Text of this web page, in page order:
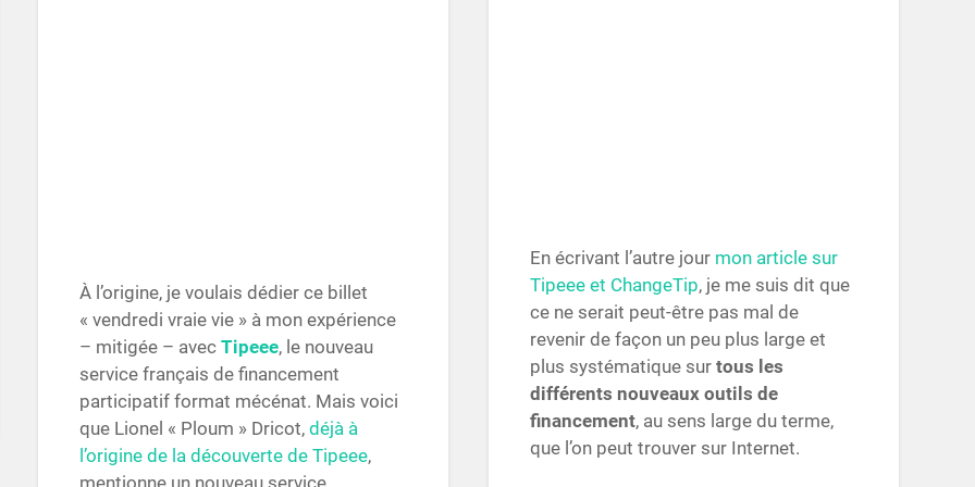
En écrivant l’autre jour mon article sur
Tipeee et ChangeTip, je me suis dit que
ce ne serait peut-être pas mal de
revenir de façon un peu plus large et
plus systématique sur tous les
différents nouveaux outils de
financement, au sens large du terme,
que l’on peut trouver sur Internet.
À l’origine, je voulais dédier ce billet
« vendredi vraie vie » à mon expérience
– mitigée – avec Tipeee, le nouveau
service français de financement
participatif format mécénat. Mais voici
que Lionel « Ploum » Dricot, déjà à
l’origine de la découverte de Tipeee,